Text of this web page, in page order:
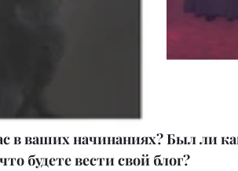
в ваших начинаниях? Был ли
будете вести свой блог?